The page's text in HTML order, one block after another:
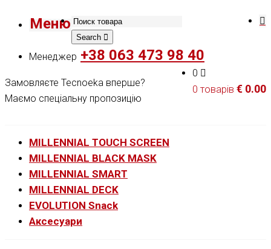
Меню
Search
Менеджер +38 063 473 98 40
0
0 товарів € 0.00
Замовляєте Tecnoeka вперше?
Маємо спеціальну пропозицію
MILLENNIAL TOUCH SCREEN
MILLENNIAL BLACK MASK
MILLENNIAL SMART
MILLENNIAL DECK
EVOLUTION Snack
Аксесуари